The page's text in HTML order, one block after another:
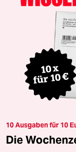
10 Ausgaben für 10
Die